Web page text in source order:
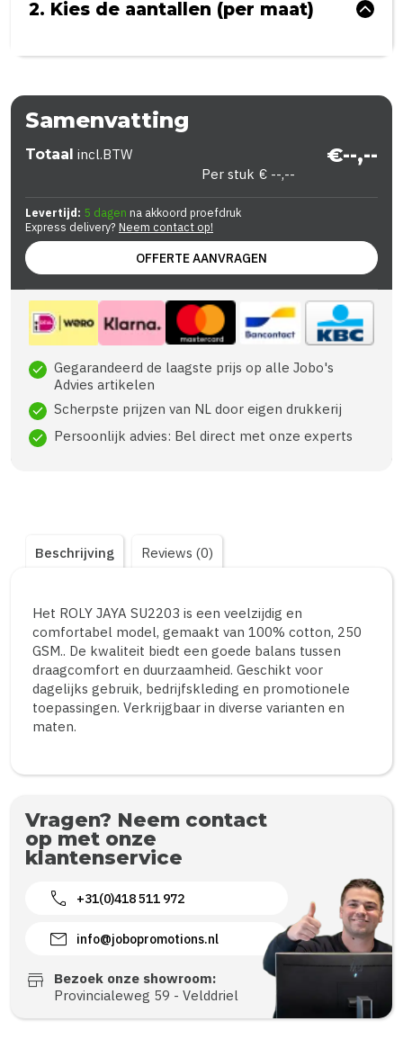
2. Kies de aantallen (per maat)
Samenvatting
Totaal incl.BTW €--,--
Per stuk € --,--
Levertijd: 5 dagen na akkoord proefdruk
Express delivery? Neem contact op!
OFFERTE AANVRAGEN
check Gegarandeerd de laagste prijs op alle Jobo's
Advies artikelen
check Scherpste prijzen van NL door eigen drukkerij
check Persoonlijk advies: Bel direct met onze experts
Beschrijving Reviews (0)
Het ROLY JAYA SU2203 is een veelzijdig en
comfortabel model, gemaakt van 100% cotton, 250
GSM.. De kwaliteit biedt een goede balans tussen
draagcomfort en duurzaamheid. Geschikt voor
dagelijks gebruik, bedrijfskleding en promotionele
toepassingen. Verkrijgbaar in diverse varianten en
maten.
Vragen? Neem contact
op met onze
klantenservice
call +31(0)418 511 972
mail info@jobopromotions.nl
store
Bezoek onze showroom:
Provincialeweg 59 - Velddriel